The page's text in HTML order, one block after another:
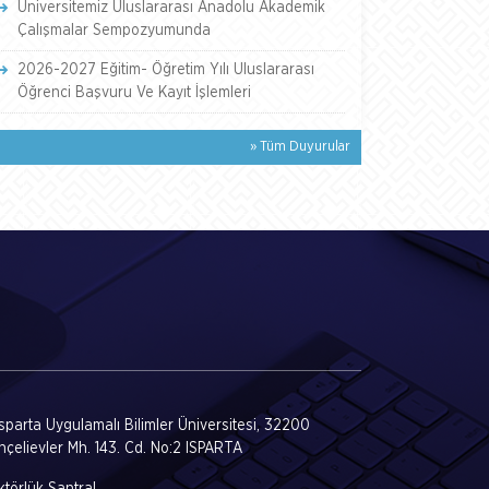
Üniversitemiz Uluslararası Anadolu Akademik
Çalışmalar Sempozyumunda
2026-2027 Eğitim- Öğretim Yılı Uluslararası
Öğrenci Başvuru Ve Kayıt İşlemleri
» Tüm Duyurular
Uygulamalı Bilimler Üniversitesi, 32200
Mh. 143. Cd. No:2 ISPARTA